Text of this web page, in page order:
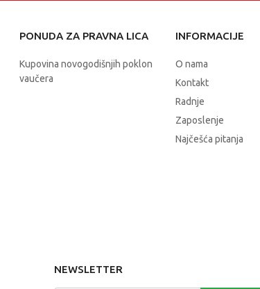
PONUDA ZA PRAVNA LICA
Kupovina novogodišnjih poklon
vaučera
INFORMACIJE
O nama
Kontakt
Radnje
Zaposlenje
Najčešća pitanja
NEWSLETTER